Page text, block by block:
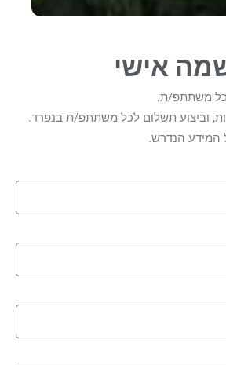
אישי
משתתפ/ת.
וביצוע תשלום לכל משתתפ/ת בנפרד.
המידע הנדרש.